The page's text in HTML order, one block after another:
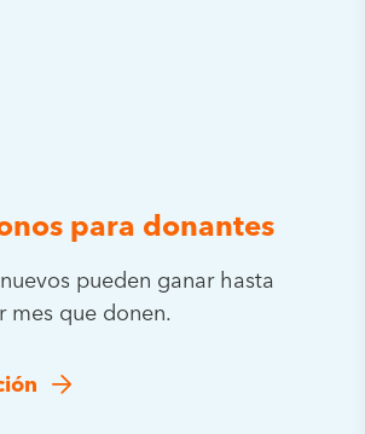
para donantes
pueden ganar hasta
mes que donen.